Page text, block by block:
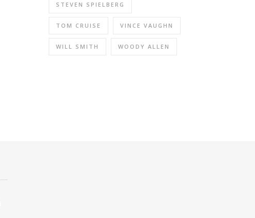
STEVEN SPIELBERG
TOM CRUISE VINCE VAUGHN
WILL SMITH WOODY ALLEN